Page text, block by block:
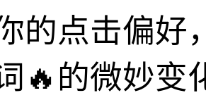
的点击偏好
🔥的微妙变